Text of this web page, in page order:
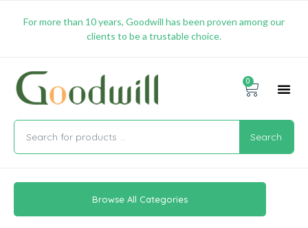
For more than 10 years, Goodwill has been proven among our
clients to be a trustable choice.
0
Search
Browse All Categories